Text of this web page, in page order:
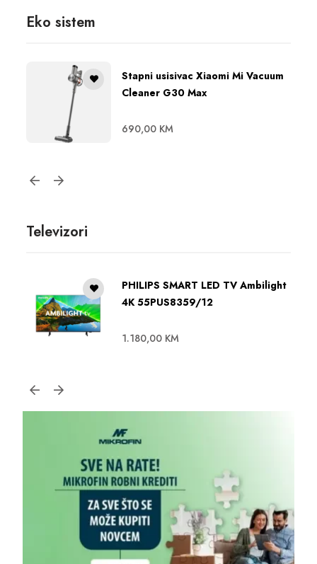
Eko sistem
Stapni usisivac Xiaomi Mi Vacuum
Cleaner G30 Max
690,00 KM
Televizori
PHILIPS SMART LED TV Ambilight
4K 55PUS8359/12
1.180,00 KM